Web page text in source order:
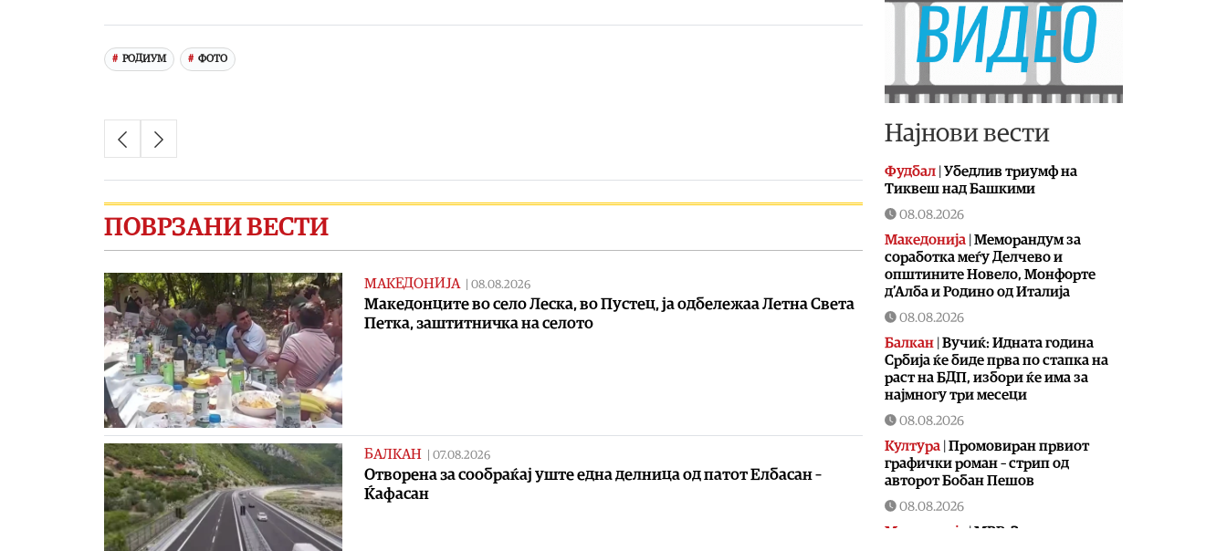
РОДИУМ ФОТО
ПОВРЗАНИ ВЕСТИ
МАКЕДОНИЈА 08.08.2026
Македонците во село Леска, во Пустец, ја одбележаа Летна Света
Петка, заштитничка на селото
БАЛКАН 07.08.2026
Отворена за сообраќај уште една делница од патот Елбасан –
Ќафасан
Најнови вести
Фудбал | Убедлив триумф на
Тиквеш над Башкими
08.08.2026
Македонија | Меморандум за
соработка меѓу Делчево и
општините Новело, Монфорте
д’Алба и Родино од Италија
08.08.2026
Балкан | Вучиќ: Идната година
Србија ќе биде прва по стапка на
раст на БДП, избори ќе има за
најмногу три месеци
08.08.2026
Култура | Промовиран првиот
графички роман – стрип од
авторот Бобан Пешов
08.08.2026
Македонија |МВР: Засилени